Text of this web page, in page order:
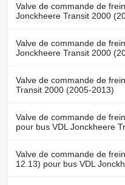
Valve de commande de
Jonckheere Transit 2000
Valve de commande de
Jonckheere Transit 2000
Valve de commande de
Transit 2000 (2005-2013)
Valve de commande de
pour bus VDL Jonckheere
Valve de commande de
12.13) pour bus VDL